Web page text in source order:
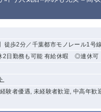
歩2分／千葉都市モノレール1号
2日勤務も可能 有給休暇 ◎連休可
験者優遇, 未経験者歓迎, 中高年歓
蒲田(西口) 清瀬（南
市川
西麻布